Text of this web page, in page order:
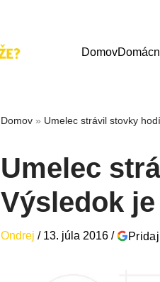
Domov
Domov » Umelec strávil stovky
Umelec
Výsledok
Ondrej / 13. júla 2016 /